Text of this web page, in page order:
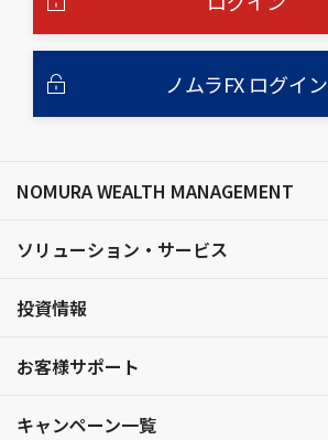
ノムラFX ログイン
NOMURA WEALTH MANAGEMENT
ソリューション・サービス
投資情報
お客様サポート
キャンペーン一覧